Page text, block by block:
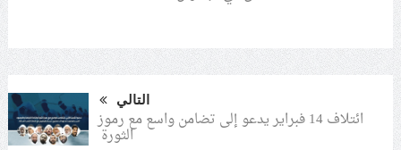
التالي
ائتلاف 14 فبراير يدعو إلى تضامن واسع مع رموز
الثورة